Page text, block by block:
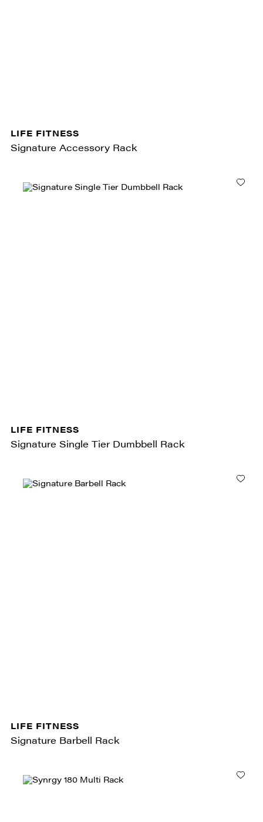
LIFE FITNESS
Signature Accessory Rack
LIFE FITNESS
Signature Single Tier Dumbbell Rack
LIFE FITNESS
Signature Barbell Rack